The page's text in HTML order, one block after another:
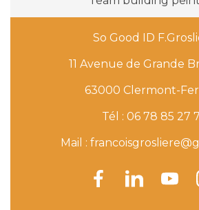
So Good ID
11 Avenue de Grande
63000 Clermont-
Tél : 06 78 85 27
Mail :